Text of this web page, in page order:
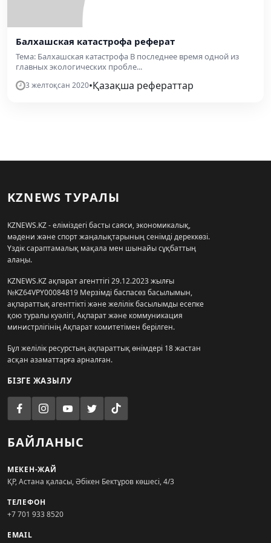
Балхашская катастрофа реферат
Тема: Балхашская катастрофа В последнее время одной из
главных экологических пробле...
3 желтоқсан 2020•Қазақша рефераттар
KZNEWS ТУРАЛЫ
KZNEWS.KZ - еліміздегі басты саяси, экономикалық,
мәдени және спорт жаңалықтарының сенімді дереккөзі.
Үздік сараптамалық мақала мен шынайы сұқбаттың
алаңы.
KZNEWS.KZ ақпарат агенттігі 29.12.2023 жылғы
№KZ64VPY00084819 Мерзімді баспасөз басылымын,
ақпараттық агенттікті және желілік басылымды есепке
қою туралы куәлігі, Ақпарат және коммуникация
министрлігінің Ақпарат комитетімен берілген.
Бұл желілік ресурстың ақпараттық өнімдері 18 жастан
асқан азаматтарға арналған.
БІЗГЕ ЖАЗЫЛУ
БАЙЛАНЫС
МЕКЕН-ЖАЙ
ҚР, Астана қаласы, Әбікен Бектұров көшесі, 4/3
ТЕЛЕФОН
+7 701 933 8520
EMAIL